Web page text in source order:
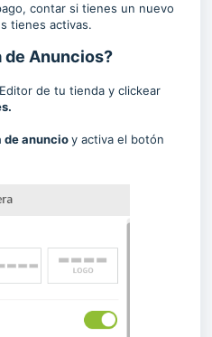
contar si tienes un nuevo
tienes activas.
de Anuncios?
de tu tienda y clickear
de anuncioy activa el botón